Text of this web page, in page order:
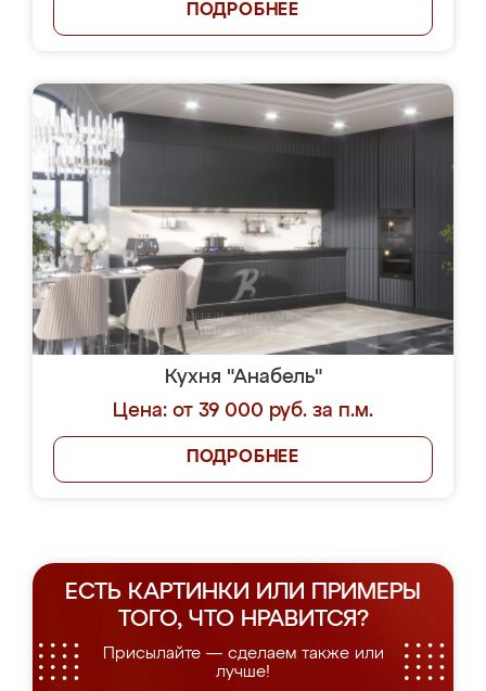
ПОДРОБНЕЕ
Кухня "Анабель"
Цена: от 39 000 руб. за п.м.
ПОДРОБНЕЕ
ЕСТЬ КАРТИНКИ ИЛИ ПРИМЕРЫ
ТОГО, ЧТО НРАВИТСЯ?
Присылайте — сделаем также или
лучше!